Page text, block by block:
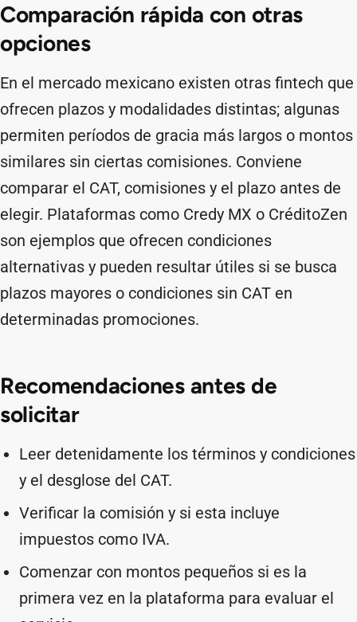
Comparación rápida con otras
opciones
En el mercado mexicano existen otras fintech que
ofrecen plazos y modalidades distintas; algunas
permiten períodos de gracia más largos o montos
similares sin ciertas comisiones. Conviene
comparar el CAT, comisiones y el plazo antes de
elegir. Plataformas como Credy MX o CréditoZen
son ejemplos que ofrecen condiciones
alternativas y pueden resultar útiles si se busca
plazos mayores o condiciones sin CAT en
determinadas promociones.
Recomendaciones antes de
solicitar
Leer detenidamente los términos y condiciones
y el desglose del CAT.
Verificar la comisión y si esta incluye
impuestos como IVA.
Comenzar con montos pequeños si es la
primera vez en la plataforma para evaluar el